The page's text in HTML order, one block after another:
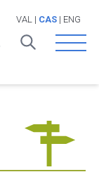
VAL | CAS| ENG
Open